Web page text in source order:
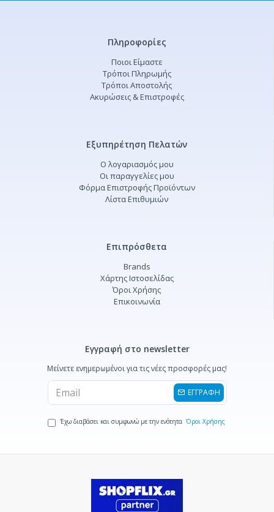
Πληροφορίες
Ποιοι Είμαστε
Τρόποι Πληρωμής
Τρόποι Αποστολής
Ακυρώσεις & Επιστροφές
Εξυπηρέτηση Πελατών
Ο λογαριασμός μου
Οι παραγγελίες μου
Φόρμα Επιστροφής Προϊόντων
Λίστα Επιθυμιών
Επιπρόσθετα
Brands
Χάρτης Ιστοσελίδας
Όροι Χρήσης
Επικοινωνία
Εγγραφή στο newsletter
Μείνετε ενημερωμένοι για τις νέες προσφορές μας!
ΕΓΓΡΑΦΗ
Έχω διαβάσει και συμφωνώ με την ενότητα Όροι Χρήσης